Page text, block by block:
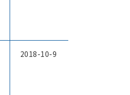
2018-10-9